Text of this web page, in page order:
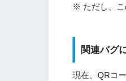
※ ただし、こ
関連バグ
現在、QRコ